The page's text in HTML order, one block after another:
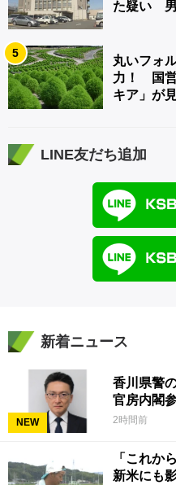
た疑い
5
丸いフォ
力！ 国営
キア」が
LINE友だち追加
新着ニュース
NEW
香川県警
官房内閣
2時間前
「これか
新米にも